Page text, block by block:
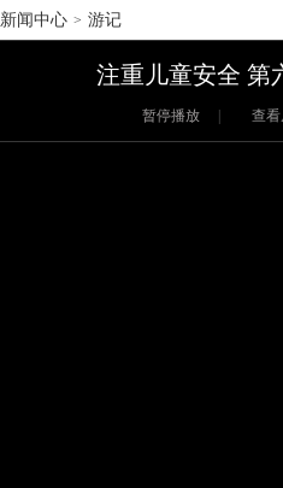
新闻中心 > 游记
注重儿童安全 第
暂停播放 | 查